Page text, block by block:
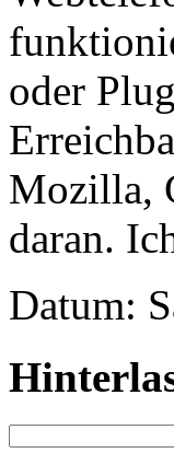
oder
Mozilla,
daran.
Datum: